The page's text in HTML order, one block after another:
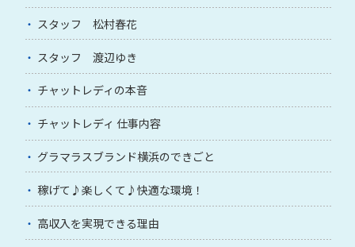
スタッフ 松村春花
スタッフ 渡辺ゆき
チャットレディの本音
チャットレディ 仕事内容
グラマラスブランド横浜のできごと
稼げて♪楽しくて♪快適な環境！
高収入を実現できる理由